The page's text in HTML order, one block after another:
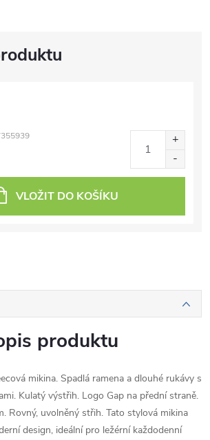
VLOŽIT DO KOŠÍKU
produktu
mikina. Spadlá ramena a dlouhé rukávy s
Kulatý výstřih. Logo Gap na přední straně.
Rovný, uvolněný střih. Tato stylová mikina
design, ideální pro ležérní každodenní